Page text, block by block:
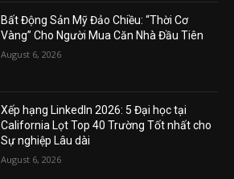
Bất Động Sản Mỹ Đảo Chiều: “Thời Cơ
Vàng” Cho Người Mua Căn Nhà Đầu Tiên
August 6, 2026
Xếp hạng LinkedIn 2026: 5 Đại học tại
California Lọt Top 40 Trường Tốt nhất cho
Sự nghiệp Lâu dài
August 6, 2026